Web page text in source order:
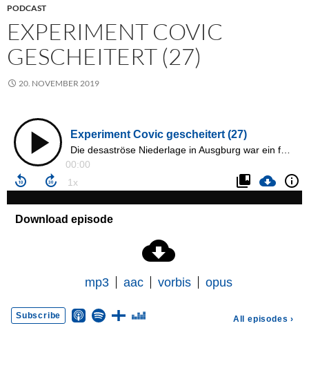
PODCAST
EXPERIMENT COVIC
GESCHEITERT (27)
20. NOVEMBER 2019